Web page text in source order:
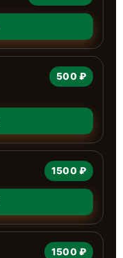
500 ₽
1500 ₽
1500 ₽